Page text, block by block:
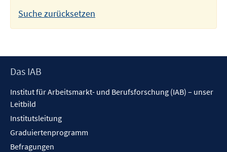
Suche zurücksetzen
Footer
Das IAB
Institut für Arbeitsmarkt- und Berufsforschung (IAB) – unser
Leitbild
Institutsleitung
Graduiertenprogramm
Befragungen